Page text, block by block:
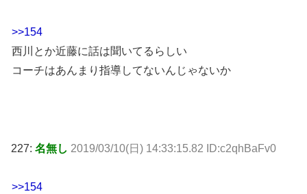
>>154
西川とか近藤に話は聞いてるらしい
コーチはあんまり指導してないんじゃないか
227: 名無し 2019/03/10(日) 14:33:15.82 ID:c2qhBaFv0
>>154